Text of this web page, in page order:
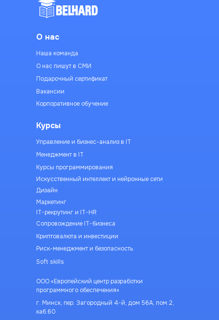
г. Минск, пер. Загородный 4-й, дом 56А, пом.2,
каб.60
ООО «Европейский центр разработки
программного обеспечения»
О нас
Курсы
Наша команда
Корпоративное обучение
Вакансии
Подарочный сертификат
О нас пишут в СМИ
Управление и бизнес-анализ в IT
Soft skills
Криптовалюта и инвестиции
Риск-менеджмент и безопасность
Сопровождение IT-бизнеса
IT-рекрутинг и IT-HR
Маркетинг
Дизайн
Искусственный интеллект и нейронные сети
Курсы программирования
Менеджмент в IT